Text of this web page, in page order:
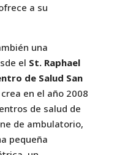
a su
una
el St. Raphael
de Salud San
en el año 2008
de salud de
de ambulatorio,
pequeña